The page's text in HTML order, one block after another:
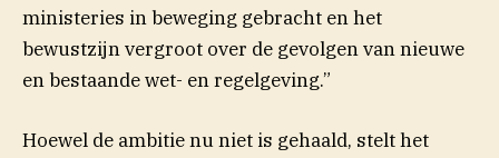
ministeries in beweging gebracht en het
bewustzijn vergroot over de gevolgen van nieuwe
en bestaande wet- en regelgeving.”
Hoewel de ambitie nu niet is gehaald, stelt het